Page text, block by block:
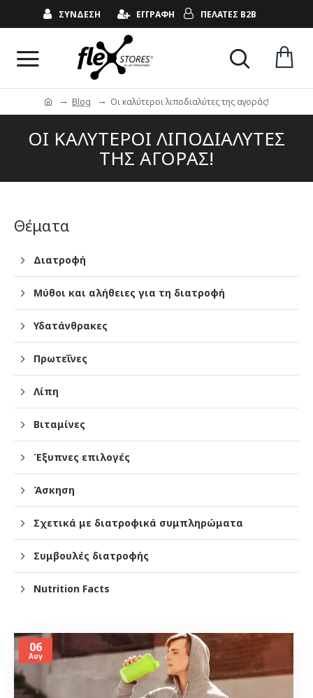
ΣΥΝΔΕΣΗ ΕΓΓΡΑΦΗ ΠΕΛΑΤΕΣ B2B
Blog Οι καλύτεροι λιποδιαλύτες της αγοράς!
ΟΙ ΚΑΛΥΤΕΡΟΙ ΛΙΠΟΔΙΑΛΥΤΕΣ
ΤΗΣ ΑΓΟΡΑΣ!
Θέματα
Διατροφή
Μύθοι και αλήθειες για τη διατροφή
Υδατάνθρακες
Πρωτεΐνες
Λίπη
Βιταμίνες
Έξυπνες επιλογές
Άσκηση
Σχετικά με διατροφικά συμπληρώματα
Συμβουλές διατροφής
Nutrition Facts
06
Αυγ